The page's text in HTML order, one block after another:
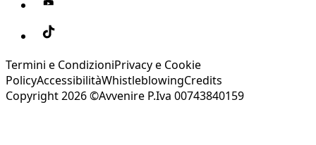
Termini e CondizioniPrivacy e Cookie
PolicyAccessibilitàWhistleblowingCredits
Copyright 2026 ©Avvenire P.Iva 00743840159